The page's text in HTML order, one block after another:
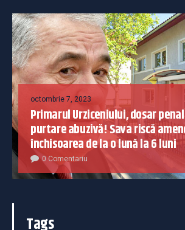
octombrie 7, 2023
Primarul Urziceniului, dosar
purtare abuzivă! Sava riscă
închisoarea de la o lună la 6 luni
0 Comentariu
Tags